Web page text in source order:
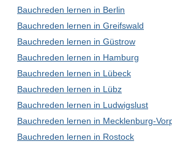
Bauchreden lernen in Berlin
Bauchreden lernen in Greifswald
Bauchreden lernen in Güstrow
Bauchreden lernen in Hamburg
Bauchreden lernen in Lübeck
Bauchreden lernen in Lübz
Bauchreden lernen in Ludwigslust
Bauchreden lernen in Mecklenburg-
Bauchreden lernen in Rostock